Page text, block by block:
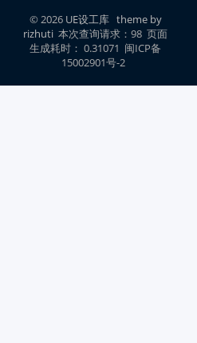
© 2026 UE设工库 theme by
rizhuti 本次查询请求：98 页面
生成耗时： 0.31071 闽ICP备
15002901号-2